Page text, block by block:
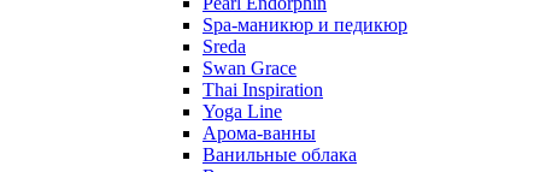
Spa-маникюр и педикюр
Sreda
Swan Grace
Thai Inspiration
Yoga Line
Арома-ванны
Ванильные облака